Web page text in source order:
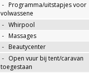
- Programma/uitstapjes voor
volwassene
- Whirpool
- Massages
- Beautycenter
- Open vuur bij tent/caravan
toegestaan